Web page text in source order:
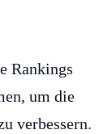
Rankings
um die
verbessern.